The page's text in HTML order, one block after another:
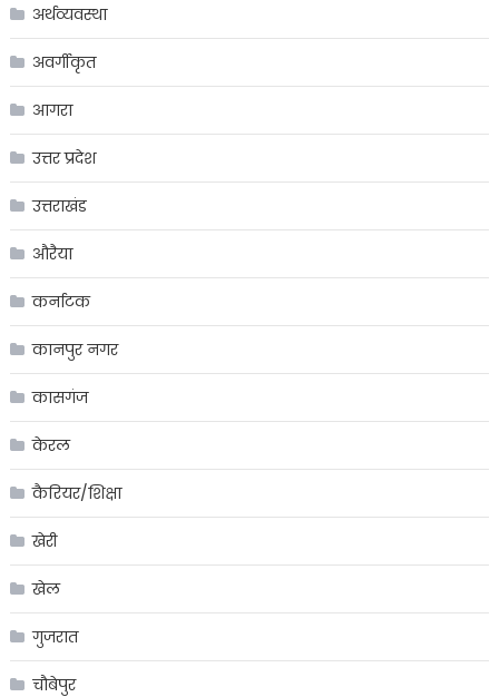
अर्थव्यवस्था
अवर्गीकृत
आगरा
उत्तर प्रदेश
उत्तराखंड
औरैया
कर्नाटक
कानपुर नगर
कासगंज
केरल
कैरियर/शिक्षा
खेरी
खेल
गुजरात
चौबेपुर